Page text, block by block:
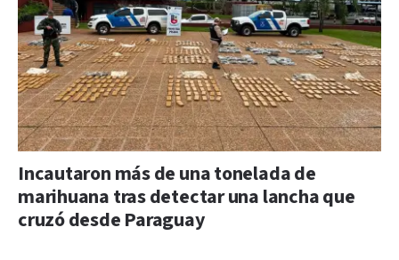
Incautaron más de una tonelada de
marihuana tras detectar una lancha que
cruzó desde Paraguay